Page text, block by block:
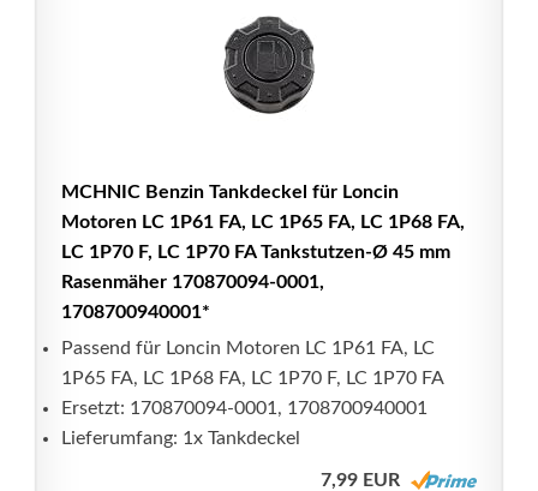
MCHNIC Benzin Tankdeckel für Loncin
Motoren LC 1P61 FA, LC 1P65 FA, LC 1P68 FA,
LC 1P70 F, LC 1P70 FA Tankstutzen-Ø 45 mm
Rasenmäher 170870094-0001,
1708700940001*
Passend für Loncin Motoren LC 1P61 FA, LC
1P65 FA, LC 1P68 FA, LC 1P70 F, LC 1P70 FA
Ersetzt: 170870094-0001, 1708700940001
Lieferumfang: 1x Tankdeckel
7,99 EUR